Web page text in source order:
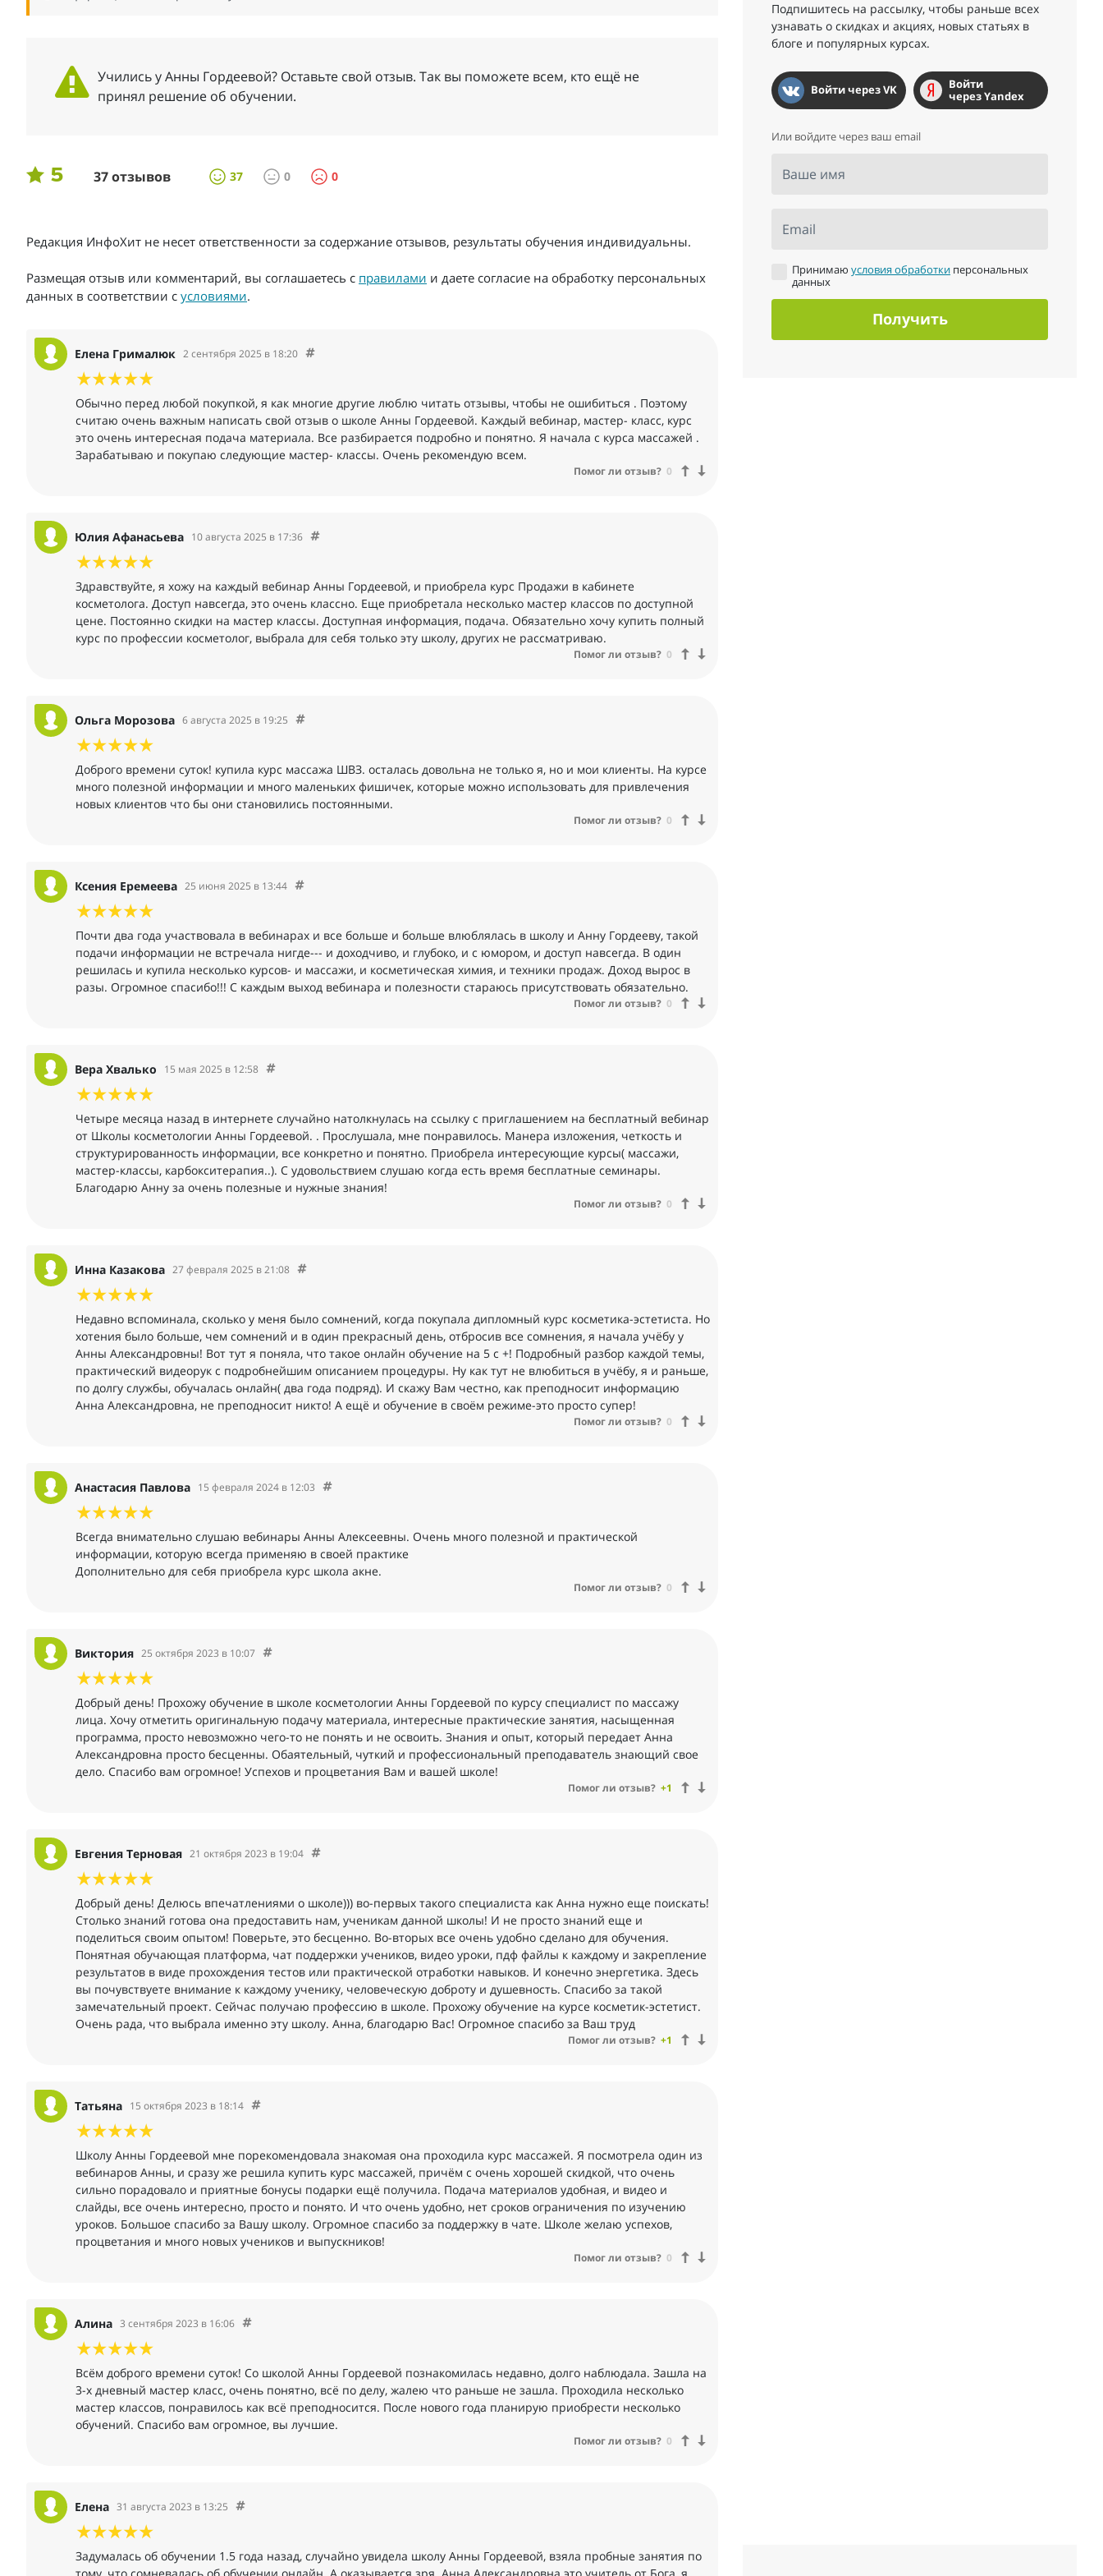
Учились у Анны Гордеевой? Оставьте свой отзыв. Так вы поможете всем, кто ещё не
принял решение об обучении.
5 37 отзывов 37 0 0
Редакция ИнфоХит не несет ответственности за содержание отзывов, результаты обучения индивидуальны.
Размещая отзыв или комментарий, вы соглашаетесь с правилами и даете согласие на обработку персональных
данных в соответствии с условиями.
Елена Грималюк 2 сентября 2025 в 18:20
Обычно перед любой покупкой, я как многие другие люблю читать отзывы, чтобы не ошибиться . Поэтому
считаю очень важным написать свой отзыв о школе Анны Гордеевой. Каждый вебинар, мастер- класс, курс
это очень интересная подача материала. Все разбирается подробно и понятно. Я начала с курса массажей .
Зарабатываю и покупаю следующие мастер- классы. Очень рекомендую всем.
Помог ли отзыв? 0
Юлия Афанасьева 10 августа 2025 в 17:36
Здравствуйте, я хожу на каждый вебинар Анны Гордеевой, и приобрела курс Продажи в кабинете
косметолога. Доступ навсегда, это очень классно. Еще приобретала несколько мастер классов по доступной
цене. Постоянно скидки на мастер классы. Доступная информация, подача. Обязательно хочу купить полный
курс по профессии косметолог, выбрала для себя только эту школу, других не рассматриваю.
Помог ли отзыв? 0
Ольга Морозова 6 августа 2025 в 19:25
Доброго времени суток! купила курс массажа ШВЗ. осталась довольна не только я, но и мои клиенты. На курсе
много полезной информации и много маленьких фишичек, которые можно использовать для привлечения
новых клиентов что бы они становились постоянными.
Помог ли отзыв? 0
Ксения Еремеева 25 июня 2025 в 13:44
Почти два года участвовала в вебинарах и все больше и больше влюблялась в школу и Анну Гордееву, такой
подачи информации не встречала нигде--- и доходчиво, и глубоко, и с юмором, и доступ навсегда. В один
решилась и купила несколько курсов- и массажи, и косметическая химия, и техники продаж. Доход вырос в
разы. Огромное спасибо!!! С каждым выход вебинара и полезности стараюсь присутствовать обязательно.
Помог ли отзыв? 0
Вера Хвалько 15 мая 2025 в 12:58
Четыре месяца назад в интернете случайно натолкнулась на ссылку с приглашением на бесплатный вебинар
от Школы косметологии Анны Гордеевой. . Прослушала, мне понравилось. Манера изложения, четкость и
структурированность информации, все конкретно и понятно. Приобрела интересующие курсы( массажи,
мастер-классы, карбокситерапия..). С удовольствием слушаю когда есть время бесплатные семинары.
Благодарю Анну за очень полезные и нужные знания!
Помог ли отзыв? 0
Инна Казакова 27 февраля 2025 в 21:08
Недавно вспоминала, сколько у меня было сомнений, когда покупала дипломный курс косметика-эстетиста. Но
хотения было больше, чем сомнений и в один прекрасный день, отбросив все сомнения, я начала учёбу у
Анны Александровны! Вот тут я поняла, что такое онлайн обучение на 5 с +! Подробный разбор каждой темы,
практический видеорук с подробнейшим описанием процедуры. Ну как тут не влюбиться в учёбу, я и раньше,
по долгу службы, обучалась онлайн( два года подряд). И скажу Вам честно, как преподносит информацию
Анна Александровна, не преподносит никто! А ещё и обучение в своём режиме-это просто супер!
Помог ли отзыв? 0
Анастасия Павлова 15 февраля 2024 в 12:03
Всегда внимательно слушаю вебинары Анны Алексеевны. Очень много полезной и практической
информации, которую всегда применяю в своей практике
Дополнительно для себя приобрела курс школа акне.
Помог ли отзыв? 0
Виктория 25 октября 2023 в 10:07
Добрый день! Прохожу обучение в школе косметологии Анны Гордеевой по курсу специалист по массажу
лица. Хочу отметить оригинальную подачу материала, интересные практические занятия, насыщенная
программа, просто невозможно чего-то не понять и не освоить. Знания и опыт, который передает Анна
Александровна просто бесценны. Обаятельный, чуткий и профессиональный преподаватель знающий свое
дело. Спасибо вам огромное! Успехов и процветания Вам и вашей школе!
Помог ли отзыв? +1
Евгения Терновая 21 октября 2023 в 19:04
Добрый день! Делюсь впечатлениями о школе))) во-первых такого специалиста как Анна нужно еще поискать!
Столько знаний готова она предоставить нам, ученикам данной школы! И не просто знаний еще и
поделиться своим опытом! Поверьте, это бесценно. Во-вторых все очень удобно сделано для обучения.
Понятная обучающая платформа, чат поддержки учеников, видео уроки, пдф файлы к каждому и закрепление
результатов в виде прохождения тестов или практической отработки навыков. И конечно энергетика. Здесь
вы почувствуете внимание к каждому ученику, человеческую доброту и душевность. Спасибо за такой
замечательный проект. Сейчас получаю профессию в школе. Прохожу обучение на курсе косметик-эстетист.
Очень рада, что выбрала именно эту школу. Анна, благодарю Вас! Огромное спасибо за Ваш труд
Помог ли отзыв? +1
Татьяна 15 октября 2023 в 18:14
Школу Анны Гордеевой мне порекомендовала знакомая она проходила курс массажей. Я посмотрела один из
вебинаров Анны, и сразу же решила купить курс массажей, причём с очень хорошей скидкой, что очень
сильно порадовало и приятные бонусы подарки ещё получила. Подача материалов удобная, и видео и
слайды, все очень интересно, просто и понято. И что очень удобно, нет сроков ограничения по изучению
уроков. Большое спасибо за Вашу школу. Огромное спасибо за поддержку в чате. Школе желаю успехов,
процветания и много новых учеников и выпускников!
Помог ли отзыв? 0
Алина 3 сентября 2023 в 16:06
Всём доброго времени суток! Со школой Анны Гордеевой познакомилась недавно, долго наблюдала. Зашла на
3-х дневный мастер класс, очень понятно, всё по делу, жалею что раньше не зашла. Проходила несколько
мастер классов, понравилось как всё преподносится. После нового года планирую приобрести несколько
обучений. Спасибо вам огромное, вы лучшие.
Помог ли отзыв? 0
Елена 31 августа 2023 в 13:25
Задумалась об обучении 1.5 года назад, случайно увидела школу Анны Гордеевой, взяла пробные занятия по
тому, что сомневалась об обучении онлайн. А оказывается зря. Анна Александровна это учитель от Бога, я
Подпишитесь на рассылку, чтобы раньше всех
узнавать о скидках и акциях, новых статьях в
блоге и популярных курсах.
Войти через VK
Войти
через Yandex
Или войдите через ваш email
Ваше имя
Email
Принимаюусловия обработки персональных
данных
Получить